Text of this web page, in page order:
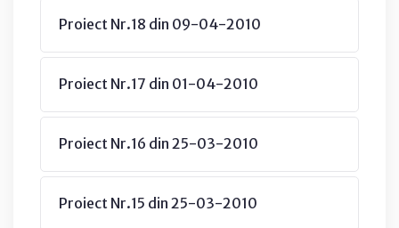
Proiect Nr.18 din 09-04-2010
Proiect Nr.17 din 01-04-2010
Proiect Nr.16 din 25-03-2010
Proiect Nr.15 din 25-03-2010